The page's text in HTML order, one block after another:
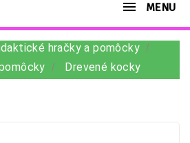
MENU
hračky a pomôcky
Drevené kocky